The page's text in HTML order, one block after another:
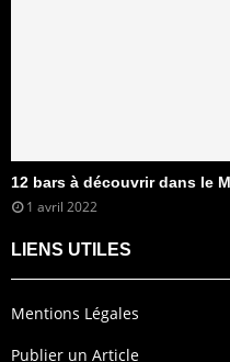
12 bars à découvrir dans le
1 avril 2022
LIENS UTILES
Mentions Légales
Publier un Article